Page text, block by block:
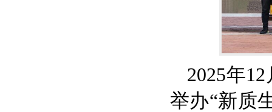
2025年
举办“新质